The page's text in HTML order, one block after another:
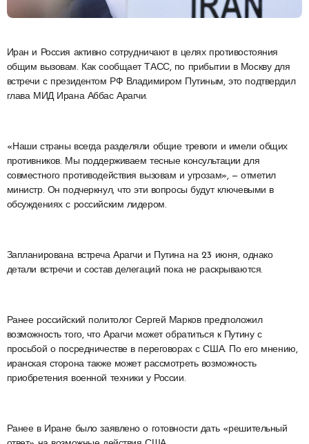
Иран и Россия активно сотрудничают в целях противостояния
общим вызовам. Как сообщает ТАСС, по прибытии в Москву для
встречи с президентом РФ Владимиром Путиным, это подтвердил
глава МИД Ирана Аббас Арагчи.
«Наши страны всегда разделяли общие тревоги и имели общих
противников. Мы поддерживаем тесные консультации для
совместного противодействия вызовам и угрозам», — отметил
министр. Он подчеркнул, что эти вопросы будут ключевыми в
обсуждениях с российским лидером.
Запланирована встреча Арагчи и Путина на 23 июня, однако
детали встречи и состав делегаций пока не раскрываются.
Ранее российский политолог Сергей Марков предположил
возможность того, что Арагчи может обратиться к Путину с
просьбой о посредничестве в переговорах с США. По его мнению,
иранская сторона также может рассмотреть возможность
приобретения военной техники у России.
Ранее в Иране было заявлено о готовности дать «решительный